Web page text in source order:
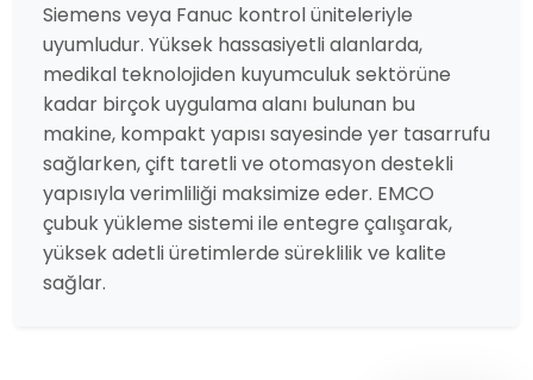
Siemens veya Fanuc kontrol üniteleriyle
uyumludur. Yüksek hassasiyetli alanlarda,
medikal teknolojiden kuyumculuk sektörüne
kadar birçok uygulama alanı bulunan bu
makine, kompakt yapısı sayesinde yer tasarrufu
sağlarken, çift taretli ve otomasyon destekli
yapısıyla verimliliği maksimize eder. EMCO
çubuk yükleme sistemi ile entegre çalışarak,
yüksek adetli üretimlerde süreklilik ve kalite
sağlar.